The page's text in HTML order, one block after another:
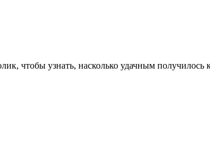
чтобы узнать, насколько удачным получилось